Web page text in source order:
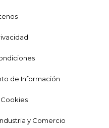
de Información
y Comercio